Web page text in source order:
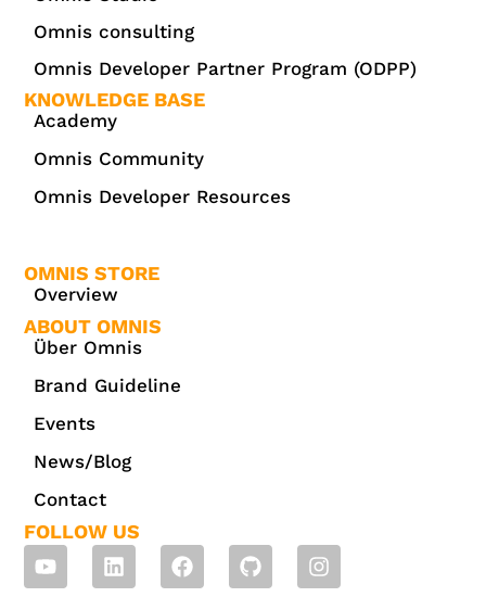
Omnis consulting
Omnis Developer Partner Program (ODPP)
KNOWLEDGE BASE
Academy
Omnis Community
Omnis Developer Resources
OMNIS STORE
Overview
ABOUT OMNIS
Über Omnis
Brand Guideline
Events
News/Blog
Contact
FOLLOW US